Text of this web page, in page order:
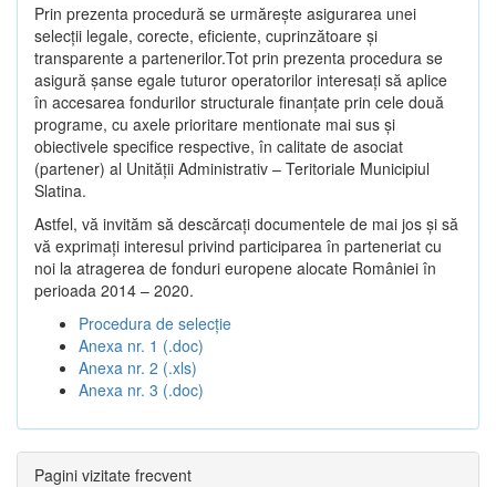
Prin prezenta procedură se urmăreşte asigurarea unei
selecții legale, corecte, eficiente, cuprinzătoare şi
transparente a partenerilor.Tot prin prezenta procedura se
asigură şanse egale tuturor operatorilor interesaţi să aplice
în accesarea fondurilor structurale finanţate prin cele două
programe, cu axele prioritare mentionate mai sus și
obiectivele specifice respective, în calitate de asociat
(partener) al Unității Administrativ – Teritoriale Municipiul
Slatina.
Astfel, vă invităm să descărcați documentele de mai jos și să
vă exprimați interesul privind participarea în parteneriat cu
noi la atragerea de fonduri europene alocate României în
perioada 2014 – 2020.
Procedura de selecție
Anexa nr. 1 (.doc)
Anexa nr. 2 (.xls)
Anexa nr. 3 (.doc)
Pagini vizitate frecvent